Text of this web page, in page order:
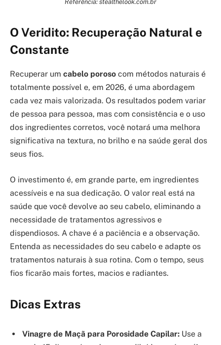
O Veridito: Recuperação Natural e
Constante
Recuperar um cabelo poroso com métodos naturais é
totalmente possível e, em 2026, é uma abordagem
cada vez mais valorizada. Os resultados podem variar
de pessoa para pessoa, mas com consistência e o uso
dos ingredientes corretos, você notará uma melhora
significativa na textura, no brilho e na saúde geral dos
seus fios.
O investimento é, em grande parte, em ingredientes
acessíveis e na sua dedicação. O valor real está na
saúde que você devolve ao seu cabelo, eliminando a
necessidade de tratamentos agressivos e
dispendiosos. A chave é a paciência e a observação.
Entenda as necessidades do seu cabelo e adapte os
tratamentos naturais à sua rotina. Com o tempo, seus
fios ficarão mais fortes, macios e radiantes.
Dicas Extras
Vinagre de Maçã para Porosidade Capilar: Use a